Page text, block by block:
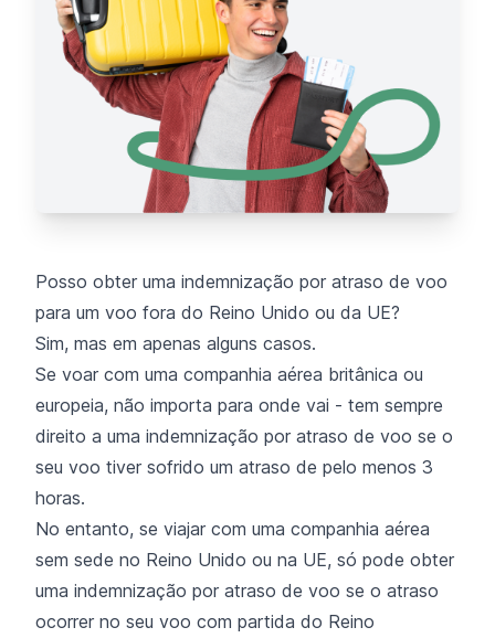
Posso obter uma indemnização por atraso de voo
para um voo fora do Reino Unido ou da UE?
Sim, mas em apenas alguns casos.
Se voar com uma companhia aérea britânica ou
europeia, não importa para onde vai - tem sempre
direito a uma indemnização por atraso de voo se o
seu voo tiver sofrido um atraso de pelo menos 3
horas.
No entanto, se viajar com uma companhia aérea
sem sede no Reino Unido ou na UE, só pode obter
uma indemnização por atraso de voo se o atraso
ocorrer no seu voo com partida do Reino